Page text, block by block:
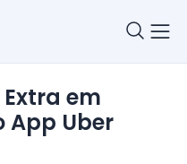
App Uber